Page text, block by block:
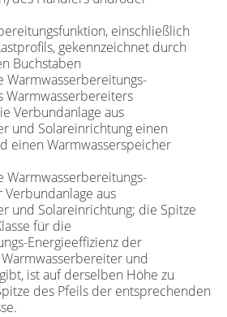
einschließlich
gekennzeichnet durch
Buchstaben
Warmwasserbereitungs-
Warmwasserbereiters
Verbundanlage aus
und Solareinrichtung einen
einen Warmwasserspeicher
Warmwasserbereitungs-
aus
und Solareinrichtung; die Spitze
für die
Energieeffizienz der
und
ist auf derselben Höhe zu
des Pfeils der entsprechenden